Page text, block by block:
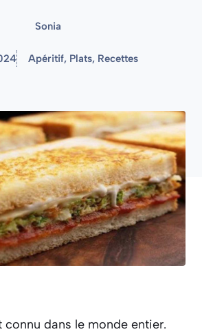
Sonia
Apéritif, Plats, Recettes
connu dans le monde entier.